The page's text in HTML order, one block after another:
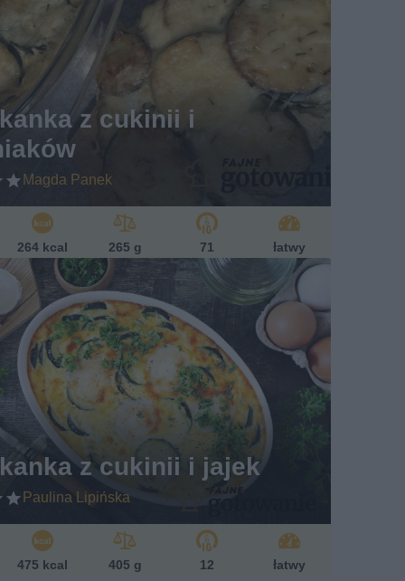
z cukinii i
Magda Panek
264 kcal 265 g 71 łatwy
z cukinii i jajek
Paulina Lipińska
475 kcal 405 g 12 łatwy